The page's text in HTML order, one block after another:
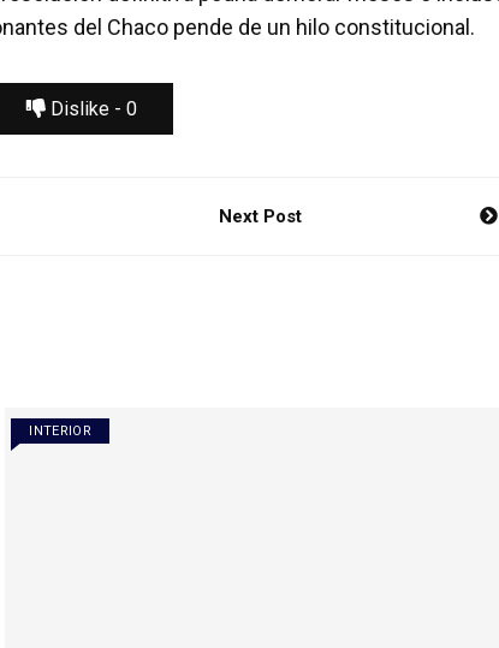
del Chaco pende de un hilo constitucional.
Dislike - 0
Next Post
INTERIOR